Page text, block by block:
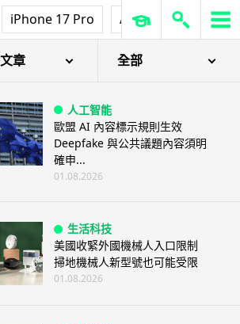
iPhone 17 Pro AirPods Pro 3
章 全部
人工智能
歐盟 AI 內容標示規則生效
Deepfake 與公共議題內容須明
確申...
01.08.2026
生活科技
美國收緊外國機械人入口限制
掃地機械人新型號也可能受限
01.08.2026